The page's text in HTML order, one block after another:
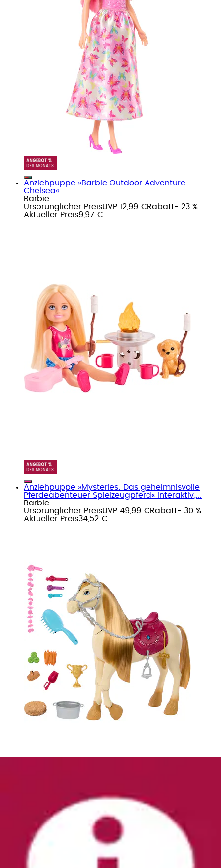
Anziehpuppe »Barbie Outdoor Adventure
Chelsea«
Barbie
Ursprünglicher PreisUVP 12,99 €Rabatt- 23 %
Aktueller Preis9,97 €
Anziehpuppe »Mysteries: Das geheimnisvolle
Pferdeabenteuer Spielzeugpferd« interaktiv;...
Barbie
Ursprünglicher PreisUVP 49,99 €Rabatt- 30 %
Aktueller Preis34,52 €
Bräutigam-Outfit« für Ken-Puppe am
Hochzeitstag
Barbie
Ursprünglicher Preis UVP 11,99 € Rabatt- 10 %
Aktueller Preis
10,69 €